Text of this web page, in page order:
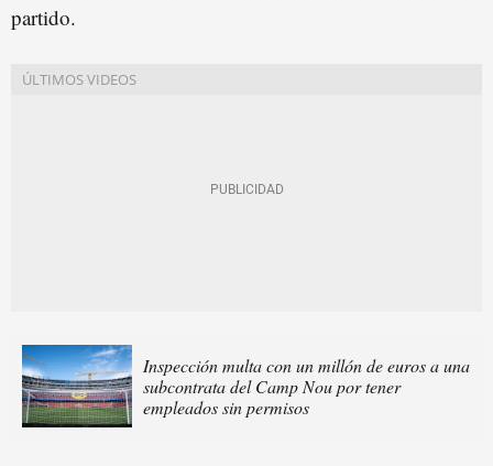
partido.
Inspección multa con un millón de euros a una
subcontrata del Camp Nou por tener
empleados sin permisos